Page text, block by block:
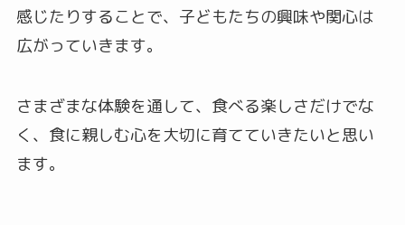
感じたりすることで、子どもたちの興味や関心は
広がっていきます。
さまざまな体験を通して、食べる楽しさだけでな
く、食に親しむ心を大切に育てていきたいと思い
ます。